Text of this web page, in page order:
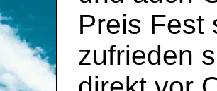
Preis Fest
zufrieden